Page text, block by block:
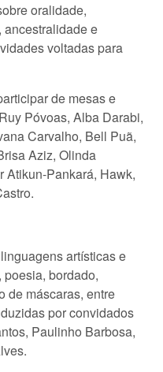
oralidade,
ancestralidade e
voltadas para
de mesas e
Póvoas, Alba Darabi,
Carvalho, Bell Puã,
Aziz, Olinda
Atikun-Pankará, Hawk,
artísticas e
bordado,
de máscaras, entre
por convidados
Paulinho Barbosa,